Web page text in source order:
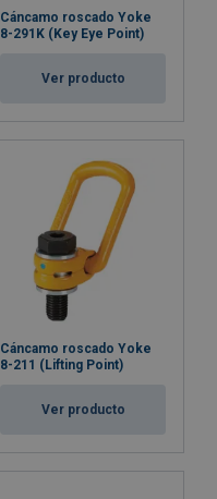
Cáncamo roscado Yoke
8-291K (Key Eye Point)
Ver producto
Cáncamo roscado Yoke
8-211 (Lifting Point)
Ver producto